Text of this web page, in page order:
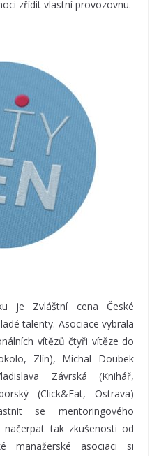
zřídit vlastní provozovnu.
je Zvláštní cena České
talenty. Asociace vybrala
vítězů čtyři vítěze do
Zlín), Michal Doubek
Závrská (Knihář,
(Click&Eat, Ostrava)
se mentoringového
tak zkušenosti od
manažerské asociaci si